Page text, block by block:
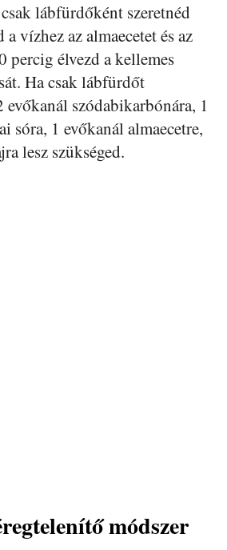
lábfürdőként szeretnéd
vízhez az almaecetet és az
percig élvezd a kellemes
Ha csak lábfürdőt
evőkanál szódabikarbónára, 1
sóra, 1 evőkanál almaecetre,
lesz szükséged.
módszer